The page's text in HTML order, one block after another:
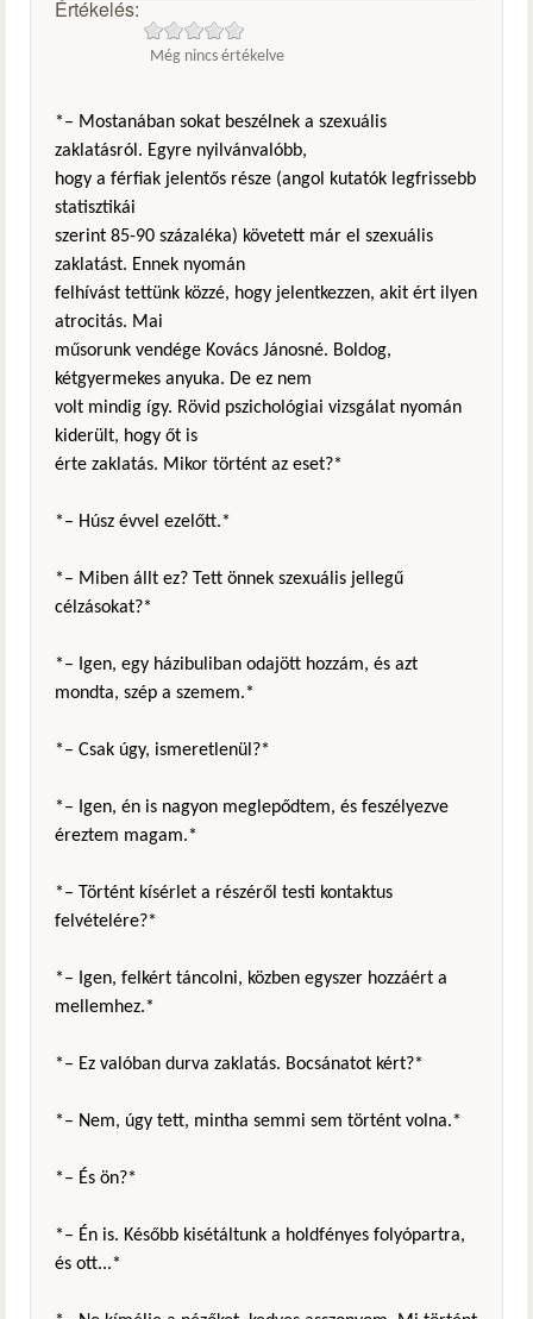
Értékelés:
Még nincs értékelve
*– Mostanában sokat beszélnek a szexuális
zaklatásról. Egyre nyilvánvalóbb,
hogy a férfiak jelentős része (angol kutatók legfrissebb
statisztikái
szerint 85-90 százaléka) követett már el szexuális
zaklatást. Ennek nyomán
felhívást tettünk közzé, hogy jelentkezzen, akit ért ilyen
atrocitás. Mai
műsorunk vendége Kovács Jánosné. Boldog,
kétgyermekes anyuka. De ez nem
volt mindig így. Rövid pszichológiai vizsgálat nyomán
kiderült, hogy őt is
érte zaklatás. Mikor történt az eset?*
*– Húsz évvel ezelőtt.*
*– Miben állt ez? Tett önnek szexuális jellegű
célzásokat?*
*– Igen, egy házibuliban odajött hozzám, és azt
mondta, szép a szemem.*
*– Csak úgy, ismeretlenül?*
*– Igen, én is nagyon meglepődtem, és feszélyezve
éreztem magam.*
*– Történt kísérlet a részéről testi kontaktus
felvételére?*
*– Igen, felkért táncolni, közben egyszer hozzáért a
mellemhez.*
*– Ez valóban durva zaklatás. Bocsánatot kért?*
*– Nem, úgy tett, mintha semmi sem történt volna.*
*– És ön?*
*– Én is. Később kisétáltunk a holdfényes folyópartra,
és ott...*